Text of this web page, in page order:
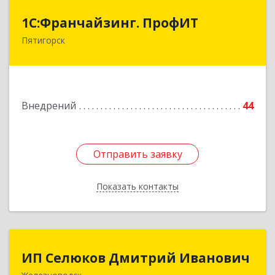
1С:Франчайзинг. ПрофИТ
Пятигорск
Внедрений 44
Отправить заявку
Показать контакты
1С:Франчайзинг. ПрофИТ
357500, Ставропольский край, Пятигорск г,
Отправить заявку
Назад
ИП Селюков Дмитрий Иванович
ИП Селюков Дмитрий Иванович